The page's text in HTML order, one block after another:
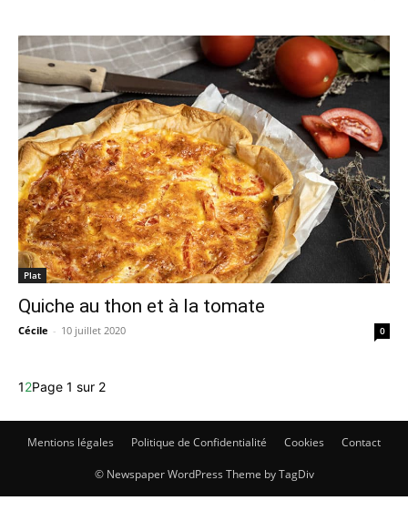
Plat
Quiche au thon et à la tomate
Cécile - 10 juillet 2020 0
12Page 1 sur 2
Mentions légales Politique de Confidentialité Cookies Contact
© Newspaper WordPress Theme by TagDiv